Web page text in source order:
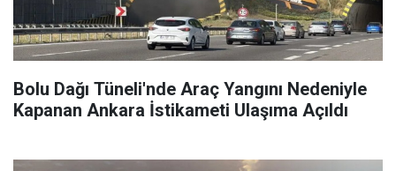
Bolu Dağı Tüneli'nde Araç Yangını Nedeniyle
Kapanan Ankara İstikameti Ulaşıma Açıldı